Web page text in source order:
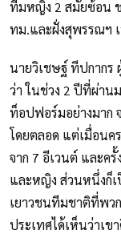
ทีมหญิง 2 สมัยซ้อน ช
ทม.และฝั่งสุพรรณฯ เ
นายวิเชษฐ์ ทีปกากร
ว่า ในช่วง 2 ปีที่ผ่าน
ท็อปฟอร์มอย่างมาก
โดยตลอด แต่เมื่อนค
จาก 7 อีเวนต์ และค
และหญิง ส่วนหนึ่งก็
เยาวชนทีมชาติที่พว
ประเทศได้เห็นว่าเ